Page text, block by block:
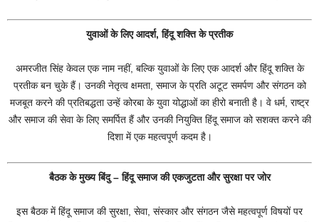
युवाओं के लिए आदर्श, हिंदू शक्ति के प्रतीक
अमरजीत सिंह केवल एक नाम नहीं, बल्कि युवाओं के लिए एक आदर्श और हिंदू शक्ति के
प्रतीक बन चुके हैं। उनकी नेतृत्व क्षमता, समाज के प्रति अटूट समर्पण और संगठन को
मजबूत करने की प्रतिबद्धता उन्हें कोरबा के युवा योद्धाओं का हीरो बनाती है। वे धर्म, राष्ट्र
और समाज की सेवा के लिए समर्पित हैं और उनकी नियुक्ति हिंदू समाज को सशक्त करने की
दिशा में एक महत्वपूर्ण कदम है।
बैठक के मुख्य बिंदु – हिंदू समाज की एकजुटता और सुरक्षा पर जोर
इस बैठक में हिंदू समाज की सुरक्षा, सेवा, संस्कार और संगठन जैसे महत्वपूर्ण विषयों पर